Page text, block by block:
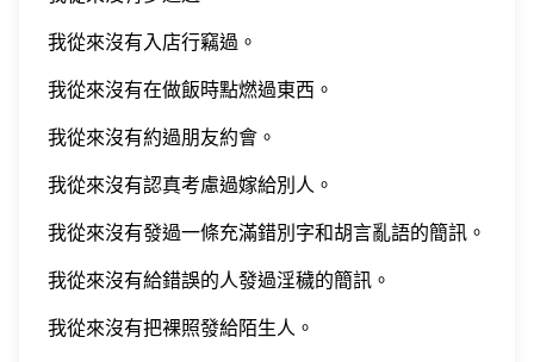
我從來沒有入店行竊過。
我從來沒有在做飯時點燃過東西。
我從來沒有約過朋友約會。
我從來沒有認真考慮過嫁給別人。
我從來沒有發過一條充滿錯別字和胡言亂語的簡訊。
我從來沒有給錯誤的人發過淫穢的簡訊。
我從來沒有把裸照發給陌生人。